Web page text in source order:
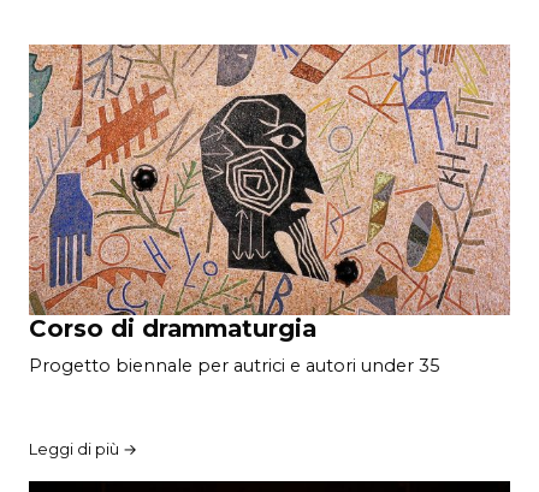
Corso di drammaturgia
Progetto biennale per autrici e autori under 35
Leggi di più →